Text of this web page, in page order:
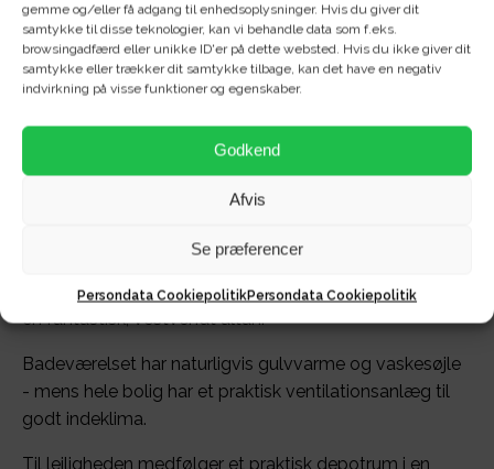
gemme og/eller få adgang til enhedsoplysninger. Hvis du giver dit
samtykke til disse teknologier, kan vi behandle data som f.eks.
browsingadfærd eller unikke ID'er på dette websted. Hvis du ikke giver dit
samtykke eller trækker dit samtykke tilbage, kan det have en negativ
indvirkning på visse funktioner og egenskaber.
Godkend
Afvis
Se præferencer
Persondata CookiepolitikPersondata Cookiepolitik
Velkommen til Østre Havnepark 7!
og nye 2-værelses havnelejlighed til en skarp husleje!
Køkkenet kommer med god skabsplads,
Boligens stue er rummelig og med gode
indretningsmuligheder, mens der ligeledes medfølger
en fantastisk, vestvendt altan.
Badeværelset har naturligvis gulvvarme og vaskesøjle
- mens hele bolig har et praktisk ventilationsanlæg til
godt indeklima.
Til lejligheden medfølger et praktisk depotrum i en